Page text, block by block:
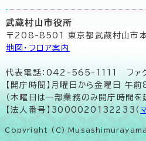
武蔵村山市役所
〒208-8501 東京都武蔵村山市
地図･フロア案内
代表電話：042-565-1111 フ
【開庁時間】月曜日から金曜日 午
（木曜日は一部業務のみ開庁時間を
【法人番号】3000020132233（
Copyright (C)